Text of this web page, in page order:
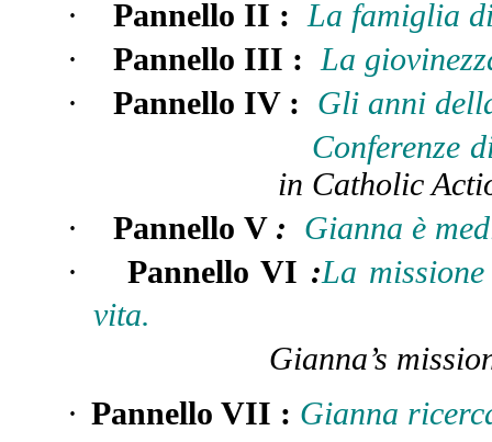
·
Pannello II : La famiglia
·
Pannello III : La
·
Pannello IV : Gli anni
Conferenze
in Catholic
·
Pannello V : Gianna è
·
Pannello VI :La
vita.
Gianna’s
· Pannello VII : Gianna